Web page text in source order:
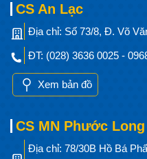
CS An Lạc
Địa chỉ: Số 73/8, Đ. Võ
ĐT: (028) 3636 0025 -
Xem bản đồ
CS MN Phước Long
Địa chỉ: 78/30B Hồ Bá